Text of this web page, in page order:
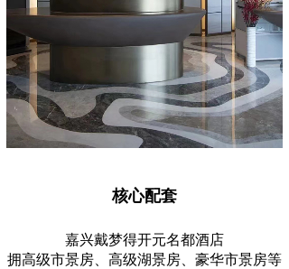
核心配套
嘉兴戴梦得开元名都酒店
拥高级市景房、高级湖景房、豪华市景房等